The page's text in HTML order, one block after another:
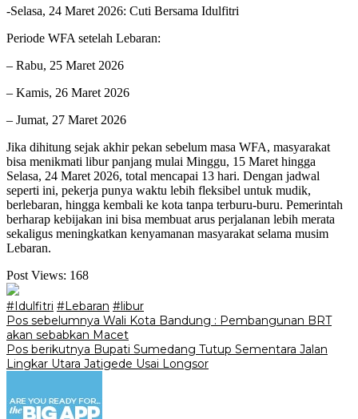
-Selasa, 24 Maret 2026: Cuti Bersama Idulfitri
Periode WFA setelah Lebaran:
– Rabu, 25 Maret 2026
– Kamis, 26 Maret 2026
– Jumat, 27 Maret 2026
Jika dihitung sejak akhir pekan sebelum masa WFA, masyarakat
bisa menikmati libur panjang mulai Minggu, 15 Maret hingga
Selasa, 24 Maret 2026, total mencapai 13 hari. Dengan jadwal
seperti ini, pekerja punya waktu lebih fleksibel untuk mudik,
berlebaran, hingga kembali ke kota tanpa terburu-buru. Pemerintah
berharap kebijakan ini bisa membuat arus perjalanan lebih merata
sekaligus meningkatkan kenyamanan masyarakat selama musim
Lebaran.
Post Views: 168
#Idulfitri #Lebaran #libur
Navigasi
pos
Pos sebelumnya Wali Kota Bandung : Pembangunan BRT
akan sebabkan Macet
Pos berikutnya ‎Bupati Sumedang Tutup Sementara Jalan
Lingkar Utara Jatigede Usai Longsor